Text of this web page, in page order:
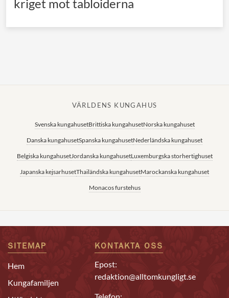
kriget mot tabloiderna
VÄRLDENS KUNGAHUS
Svenska kungahusetBrittiska kungahusetNorska kungahuset
Danska kungahusetSpanska kungahusetNederländska kungahuset
Belgiska kungahusetJordanska kungahusetLuxemburgska storhertighuset
Japanska kejsarhusetThailändska kungahusetMarockanska kungahuset
Monacos furstehus
SITEMAP
Hem
Kungafamiljen
KONTAKTA OSS
Epost:
redaktion@alltomkungligt.se